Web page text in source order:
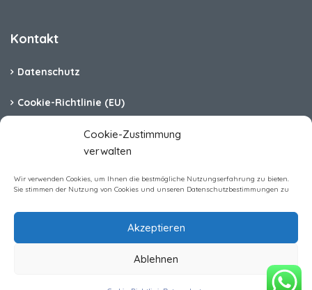
Cookie-Zustimmung
verwalten
Wir verwenden Cookies, um Ihnen die bestmögliche Nutzungserfahrung zu bieten.
Sie stimmen der Nutzung von Cookies und unseren Datenschutzbestimmungen zu
Akzeptieren
Ablehnen
Anfrage zur Buchung
Kontakt
Datenschutz
Cookie-Richtlinie (EU)
Barrierefreiheit
Homerent Immobilien GmbH All rights reserved